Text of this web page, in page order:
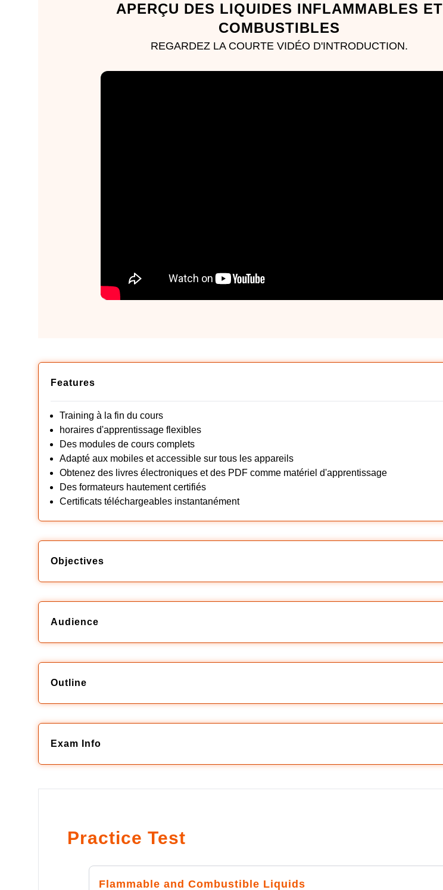
APERÇU DES LIQUIDES INFLAMMABLES ET
COMBUSTIBLES
REGARDEZ LA COURTE VIDÉO D'INTRODUCTION.
Features
Training à la fin du cours
horaires d'apprentissage flexibles
Des modules de cours complets
Adapté aux mobiles et accessible sur tous les appareils
Obtenez des livres électroniques et des PDF comme matériel d'apprentissage
Des formateurs hautement certifiés
Certificats téléchargeables instantanément
Objectives
Audience
Outline
Exam Info
Practice Test
Flammable and Combustible Liquids